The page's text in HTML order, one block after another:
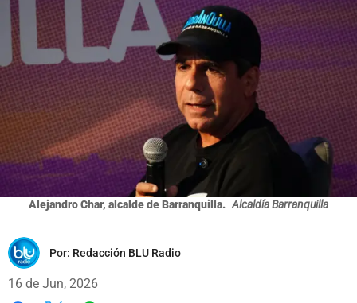
Alejandro Char, alcalde de Barranquilla. Alcaldía Barranquilla
Por: Redacción BLU Radio
16 de Jun, 2026